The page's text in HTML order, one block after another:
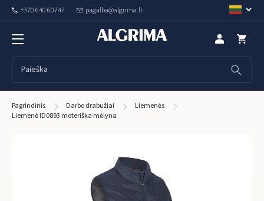
+370 640 60747 pagalba@algrima.lt
Pagrindinis Darbo drabužiai
Liemenės
Liemenė ID0893 moteriška mėlyna